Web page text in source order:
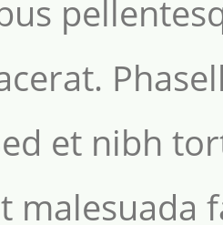
et nibh
malesuada